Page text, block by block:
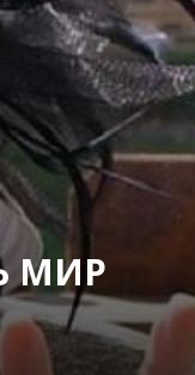
МИР